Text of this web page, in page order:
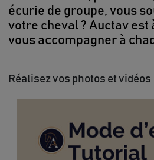
écurie de groupe, vous
votre cheval ? Auctav est
vous accompagner à
Réalisez vos photos et vidéos